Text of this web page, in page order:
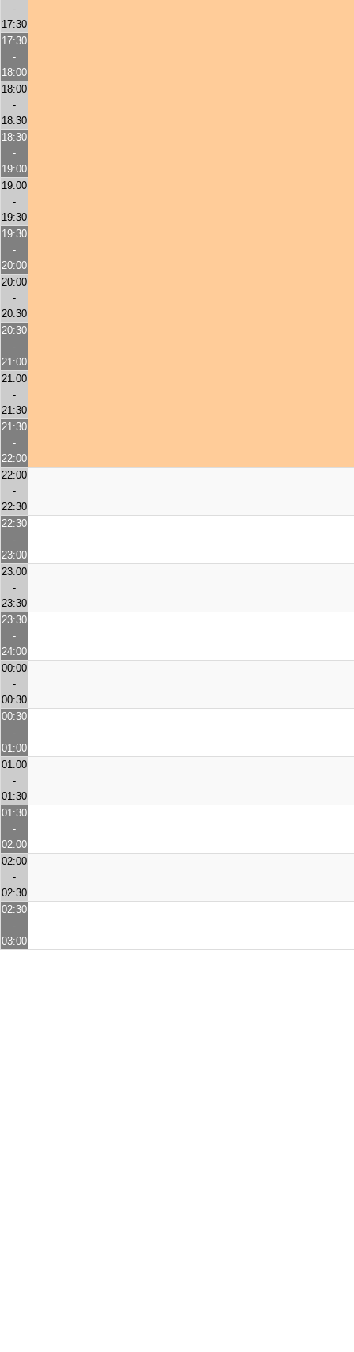
-
17:30
17:30
-
18:00
18:00
-
18:30
18:30
-
19:00
19:00
-
19:30
19:30
-
20:00
20:00
-
20:30
20:30
-
21:00
21:00
-
21:30
21:30
-
22:00
22:00
-
22:30
22:30
-
23:00
23:00
-
23:30
23:30
-
24:00
00:00
-
00:30
00:30
-
01:00
01:00
-
01:30
01:30
-
02:00
02:00
-
02:30
02:30
-
03:00